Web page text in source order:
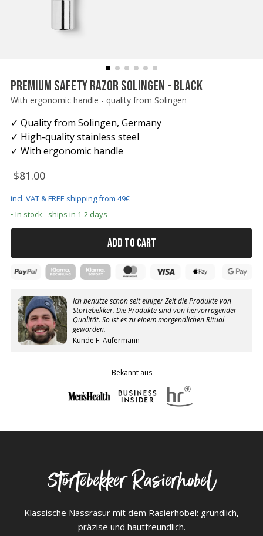
Fettige Kopfhaut
Rasurbrand
Rasiermesser - Sets
Rasurzubehör - Sets
PREMIUM SAFETY RAZOR SOLINGEN - BLACK
With ergonomic handle - quality from Solingen
✓ Quality from Solingen, Germany
✓ High-quality stainless steel
✓ With ergonomic handle
$81.00
incl. VAT & FREE shipping from 49€
• In stock - ships in 1-2 days
ADD TO CART
Ich benutze schon seit einiger Zeit die Produkte von
Störtebekker. Die Produkte sind von hervorragender
Qualität. So ist es zu einem morgendlichen Ritual
geworden.
Kunde F. Aufermann
Bekannt aus
Störtebekker Rasierhobel
Klassische Nassrasur mit dem Rasierhobel: gründlich,
präzise und hautfreundlich.